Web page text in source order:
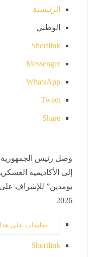
الرئيسية
الوطني
Shortlink
Messenger
WhatsApp
Tweet
Share
وصل رئيس الجمهورية
إلى الأكاديمية
بومدين” للإشراف
2026
تعليقات على
Shortlink